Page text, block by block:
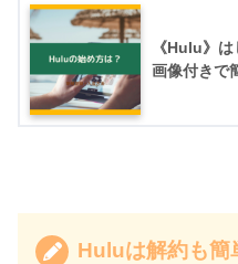
《Hulu》
画像付きで
Huluは解約も簡